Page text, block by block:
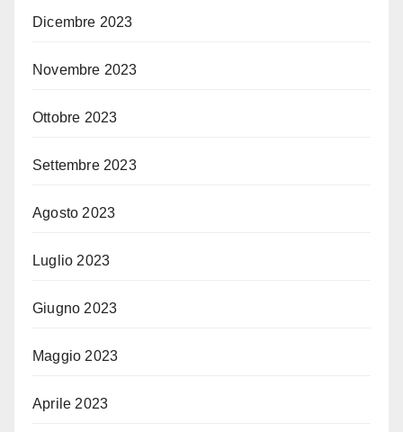
Dicembre 2023
Novembre 2023
Ottobre 2023
Settembre 2023
Agosto 2023
Luglio 2023
Giugno 2023
Maggio 2023
Aprile 2023